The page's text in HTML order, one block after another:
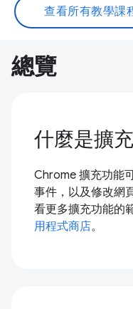
查看所有教學課
總覽
什麼是擴
Chrome 擴充功能
事件，以及修改網
看更多擴充功能的
用程式商店。